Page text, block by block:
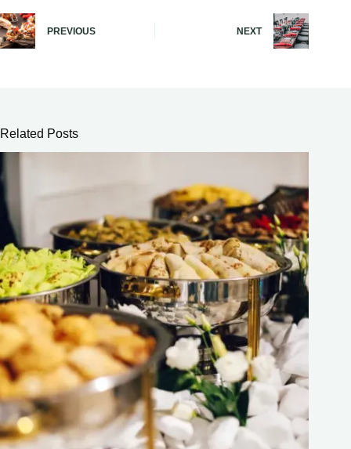
PREVIOUS NEXT
Related Posts